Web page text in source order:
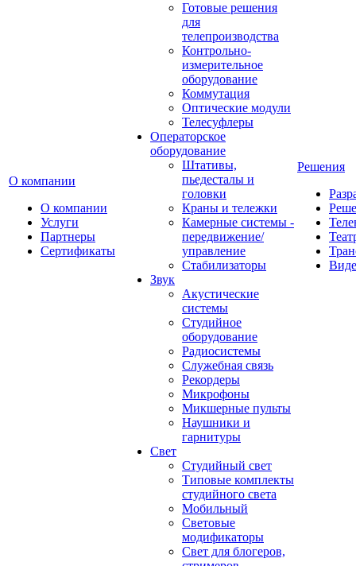
О компании
О компании
Услуги
Партнеры
Сертификаты
Готовые решения
для
телепроизводства
Контрольно-
измерительное
оборудование
Коммутация
Оптические модули
Телесуфлеры
Операторское
оборудование
Штативы,
пьедесталы и
головки
Краны и тележки
Камерные системы -
передвижение/
управление
Стабилизаторы
Звук
Акустические
системы
Студийное
оборудование
Радиосистемы
Служебная связь
Рекордеры
Микрофоны
Микшерные пульты
Наушники и
гарнитуры
Свет
Студийный свет
Типовые комплекты
студийного света
Мобильный
Световые
модификаторы
Свет для блогеров,
Решения